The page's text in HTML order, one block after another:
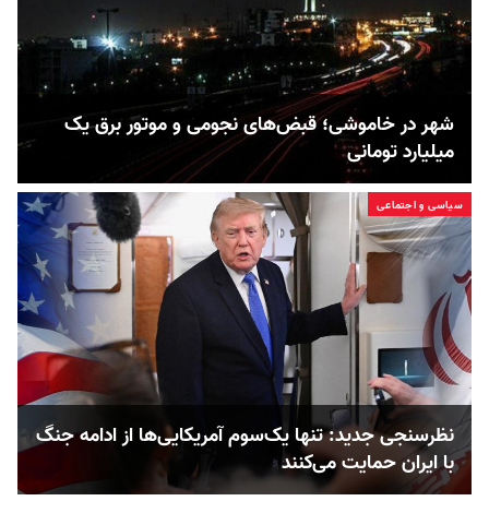
شهر در خاموشی؛ قبض‌های نجومی و موتور برق یک
میلیارد تومانی
سیاسی و اجتماعی
نظرسنجی جدید: تنها یک‌سوم آمریکایی‌ها از ادامه جنگ
با ایران حمایت می‌کنند